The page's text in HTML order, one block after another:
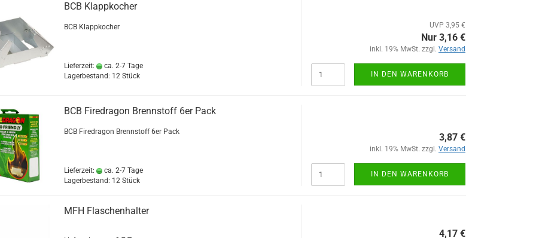
BCB Klappkocher
BCB Klappkocher
Lieferzeit:
ca. 2-7 Tage
Lagerbestand: 12 Stück
UVP 3,95 €
Nur 3,16 €
inkl. 19% MwSt. zzgl. Versand
IN DEN WARENKORB
BCB Firedragon Brennstoff 6er Pack
BCB Firedragon Brennstoff 6er Pack
Lieferzeit:
ca. 2-7 Tage
Lagerbestand: 12 Stück
3,87 €
inkl. 19% MwSt. zzgl. Versand
IN DEN WARENKORB
MFH Flaschenhalter
4,17 €